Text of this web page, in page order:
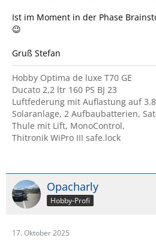
Ist im Moment in der Phase
😉
Gruß Stefan
Hobby Optima de luxe T70 GE
Ducato 2,2 ltr 160 PS BJ 23
Luftfederung mit Auflastung auf
Solaranlage, 2 Aufbaubatterien,
Thule mit Lift, MonoControl,
Thitronik WiPro III safe.lock
Opacharly
Hobby-Profi
17. Oktober 2025